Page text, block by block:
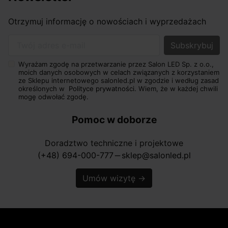
Otrzymuj informację o nowościach i wyprzedażach
Wyrażam zgodę na przetwarzanie przez Salon LED Sp. z o.o.,
moich danych osobowych w celach związanych z korzystaniem
ze Sklepu internetowego salonled.pl w zgodzie i według zasad
określonych w Polityce prywatności. Wiem, że w każdej chwili
mogę odwołać zgodę.
Pomoc w doborze
Doradztwo techniczne i projektowe
(+48) 694-000-777 horizontal_rule sklep@salonled.pl
Umów wizytę →